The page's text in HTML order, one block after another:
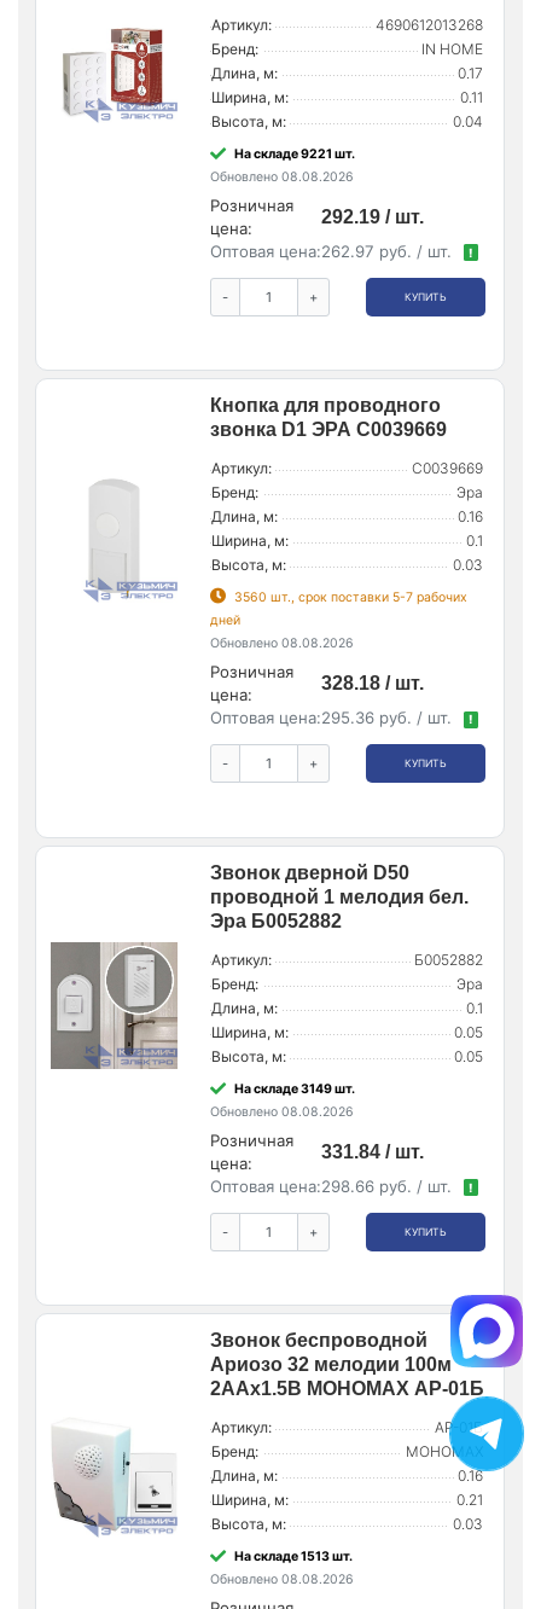
Артикул:
4690612013268
Бренд:
IN HOME
Длина, м:
0.17
Ширина, м:
0.11
Высота, м:
0.04
На складе 9221 шт.
Обновлено 08.08.2026
Розничная
цена:
292.19 / шт.
Оптовая цена:262.97 руб. / шт. !
- + КУПИТЬ
Кнопка для проводного
звонка D1 ЭРА C0039669
Артикул:
C0039669
Бренд:
Эра
Длина, м:
0.16
Ширина, м:
0.1
Высота, м:
0.03
3560 шт., срок поставки 5-7 рабочих
дней
Обновлено 08.08.2026
Розничная
цена:
328.18 / шт.
Оптовая цена:295.36 руб. / шт. !
- + КУПИТЬ
Звонок дверной D50
проводной 1 мелодия бел.
Эра Б0052882
Артикул:
Б0052882
Бренд:
Эра
Длина, м:
0.1
Ширина, м:
0.05
Высота, м:
0.05
На складе 3149 шт.
Обновлено 08.08.2026
Розничная
цена:
331.84 / шт.
Оптовая цена:298.66 руб. / шт. !
- + КУПИТЬ
Звонок беспроводной
Ариозо 32 мелодии 100м
2AAх1.5В МОНОМАХ АР-01Б
Артикул:
АР-01Б
Бренд:
МОНОМАХ
Длина, м:
0.16
Ширина, м:
0.21
Высота, м:
0.03
На складе 1513 шт.
Обновлено 08.08.2026